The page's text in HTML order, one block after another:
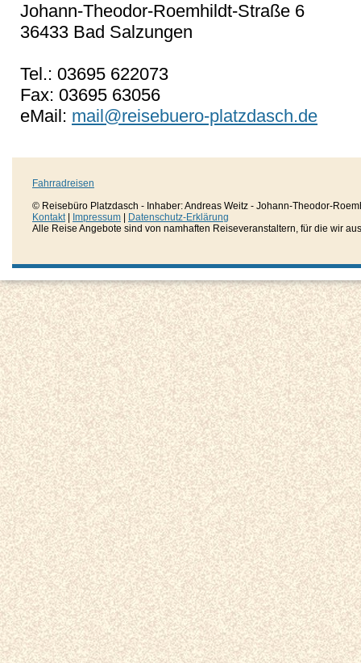
Johann-Theodor-Roemhildt-Straße 6
36433 Bad Salzungen
Tel.: 03695 622073
Fax: 03695 63056
eMail: mail@reisebuero-platzdasch.de
Fahrradreisen
© Reisebüro Platzdasch - Inhaber: Andreas Weitz - Johann-Theodor-
Kontakt| Impressum
Datenschutz-Erklärung
Alle Reise Angebote sind von namhaften Reiseveranstaltern, für die wir